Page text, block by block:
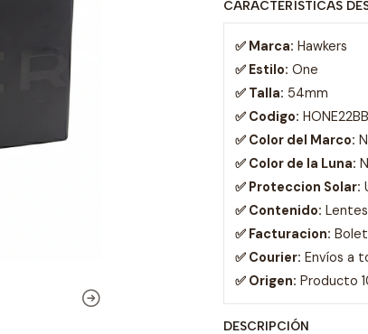
CARACTERÍSTICAS
✅ Marca: Hawkers
✅ Estilo: One
✅ Talla: 54mm
✅ Codigo:
✅ Color del Marco:
✅ Color de la Luna:
✅ Proteccion Solar:
✅ Contenido:
✅ Facturacion:
✅ Courier: Envíos a
✅ Origen: Producto
DESCRIPCIÓN